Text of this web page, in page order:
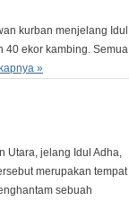
kurban menjelang Idul
40 ekor kambing. Semua
»
Utara, jelang Idul Adha,
merupakan tempat
sebuah